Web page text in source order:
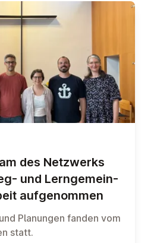
des Netzwerks
und Lern­ge­mein­
auf­ge­nom­men
Planungen fanden vom
statt.